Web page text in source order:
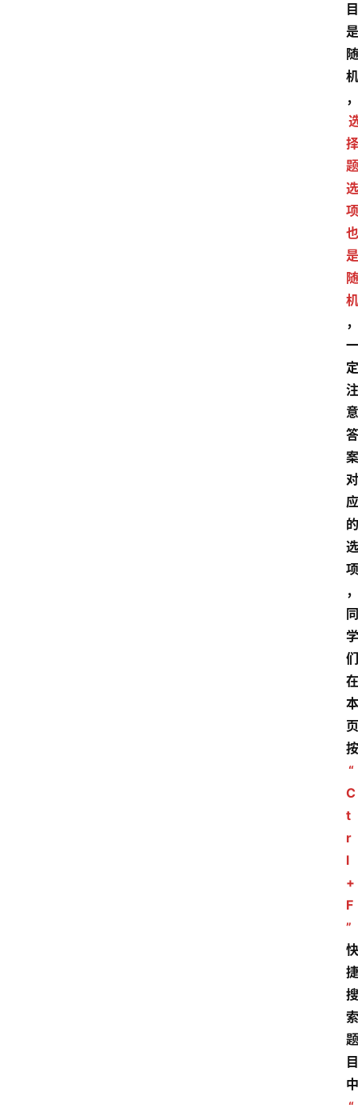
目
是
随
机
，
择
题
选
项
也
是
随
机
，
一
定
注
意
答
案
对
应
的
选
项
，
同
学
们
在
本
页
按
“
C
t
r
l
+
F
”
快
捷
搜
索
题
目
中
“